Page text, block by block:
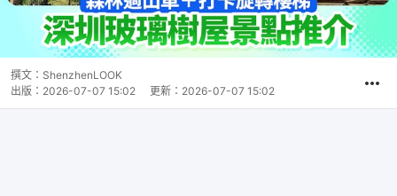
撰文： ShenzhenLOOK
出版： 2026-07-07 15:02 更新： 2026-07-07 15:02